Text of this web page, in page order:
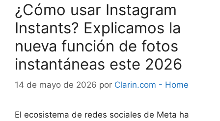
¿Cómo usar Instagram
Instants? Explicamos la
nueva función de fotos
instantáneas este 2026
14 de mayo de 2026 por Clarin.com - Home
El ecosistema de redes sociales de Meta ha